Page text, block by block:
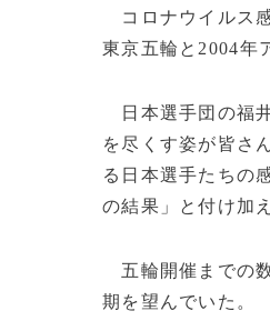
コロナウイルス
東京五輪と2004年
日本選手団の福
を尽くす姿が皆さ
る日本選手たちの
の結果」と付け加
五輪開催までの
期を望んでいた。